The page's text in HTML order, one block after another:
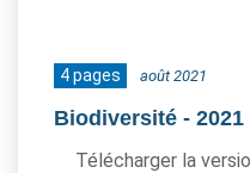
4 pages août 2021
Biodiversité - 2021
Télécharger la